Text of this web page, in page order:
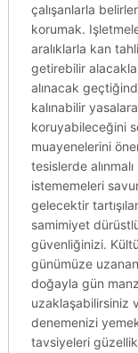
çalışanlarla
korumak.
aralıklarla kan
getirebilir
alınacak
kalınabilir
koruyabileceğini
muayenelerini
tesislerde
istememeleri
gelecektir
samimiyet
güvenliğinizi.
günümüze
doğayla gün
uzaklaşabilirsiniz
denemenizi
tavsiyeleri